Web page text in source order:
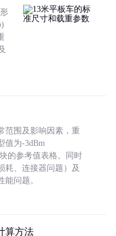
范围及影响因素，重
值为-3dBm
的参考值表格。同时
耗、连接器问题）及
问题。
算方法